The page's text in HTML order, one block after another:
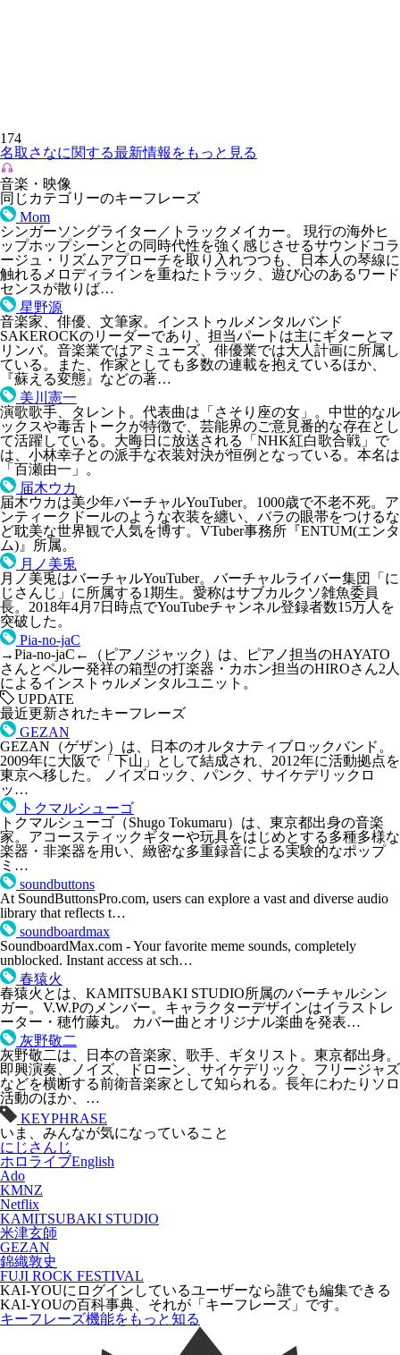
174
名取さなに関する最新情報をもっと見る
音楽・映像
同じカテゴリーのキーフレーズ
Mom
シンガーソングライター／トラックメイカー。 現行の海外ヒ
ップホップシーンとの同時代性を強く感じさせるサウンドコラ
ージュ・リズムアプローチを取り入れつつも、日本人の琴線に
触れるメロディラインを重ねたトラック、遊び心のあるワード
センスが散りば…
星野源
音楽家、俳優、文筆家。インストゥルメンタルバンド
SAKEROCKのリーダーであり、担当パートは主にギターとマ
リンバ。音楽業ではアミューズ、俳優業では大人計画に所属し
ている。また、作家としても多数の連載を抱えているほか、
『蘇える変態』などの著…
美川憲一
演歌歌手、タレント。代表曲は「さそり座の女」。中世的なル
ックスや毒舌トークが特徴で、芸能界のご意見番的な存在とし
て活躍している。大晦日に放送される「NHK紅白歌合戦」で
は、小林幸子との派手な衣装対決が恒例となっている。本名は
「百瀬由一」。
届木ウカ
届木ウカは美少年バーチャルYouTuber。1000歳で不老不死。ア
ンティークドールのような衣装を纏い、バラの眼帯をつけるな
ど耽美な世界観で人気を博す。VTuber事務所『ENTUM(エンタ
ム)』所属。
月ノ美兎
月ノ美兎はバーチャルYouTuber。バーチャルライバー集団「に
じさんじ」に所属する1期生。愛称はサブカルクソ雑魚委員
長。2018年4月7日時点でYouTubeチャンネル登録者数15万人を
突破した。
Pia-no-jaC
→Pia-no-jaC←（ピアノジャック）は、ピアノ担当のHAYATO
さんとペルー発祥の箱型の打楽器・カホン担当のHIROさん2人
によるインストゥルメンタルユニット。
UPDATE
最近更新されたキーフレーズ
GEZAN
GEZAN（ゲザン）は、日本のオルタナティブロックバンド。
2009年に大阪で「下山」として結成され、2012年に活動拠点を
東京へ移した。 ノイズロック、パンク、サイケデリックロ
ッ…
トクマルシューゴ
トクマルシューゴ（Shugo Tokumaru）は、東京都出身の音楽
家。アコースティックギターや玩具をはじめとする多種多様な
楽器・非楽器を用い、緻密な多重録音による実験的なポップ
ミ…
soundbuttons
At SoundButtonsPro.com, users can explore a vast and diverse audio
library that reflects t…
soundboardmax
SoundboardMax.com - Your favorite meme sounds, completely
unblocked. Instant access at sch…
春猿火
春猿火とは、KAMITSUBAKI STUDIO所属のバーチャルシン
ガー。V.W.Pのメンバー。キャラクターデザインはイラストレ
ーター・穂竹藤丸。 カバー曲とオリジナル楽曲を発表…
灰野敬二
灰野敬二は、日本の音楽家、歌手、ギタリスト。東京都出身。
即興演奏、ノイズ、ドローン、サイケデリック、フリージャズ
などを横断する前衛音楽家として知られる。長年にわたりソロ
活動のほか、…
KEYPHRASE
いま、みんなが気になっていること
にじさんじ
ホロライブEnglish
Ado
KMNZ
Netflix
KAMITSUBAKI STUDIO
米津玄師
GEZAN
錦織敦史
FUJI ROCK FESTIVAL
KAI-YOUにログインしているユーザーなら誰でも編集できる
KAI-YOUの百科事典、それが「 キーフレーズ 」です。
キーフレーズ機能をもっと知る